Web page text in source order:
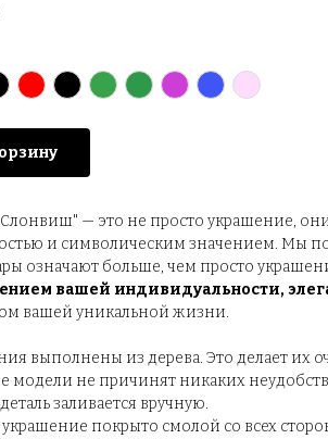
— это не просто украшение,
и символическим значением. Мы
означают больше, чем просто
вашей индивидуальности,
вашей уникальной жизни.
выполнены из дерева. Это делает их
модели не причинят никаких
заливается вручную.
покрыто смолой со всех